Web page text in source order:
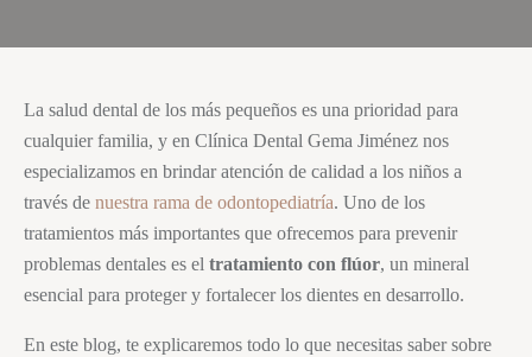
La salud dental de los más pequeños es una prioridad para
cualquier familia, y en Clínica Dental Gema Jiménez nos
especializamos en brindar atención de calidad a los niños a
través de nuestra rama de odontopediatría. Uno de los
tratamientos más importantes que ofrecemos para prevenir
problemas dentales es el tratamiento con flúor, un mineral
esencial para proteger y fortalecer los dientes en desarrollo.
En este blog, te explicaremos todo lo que necesitas saber sobre